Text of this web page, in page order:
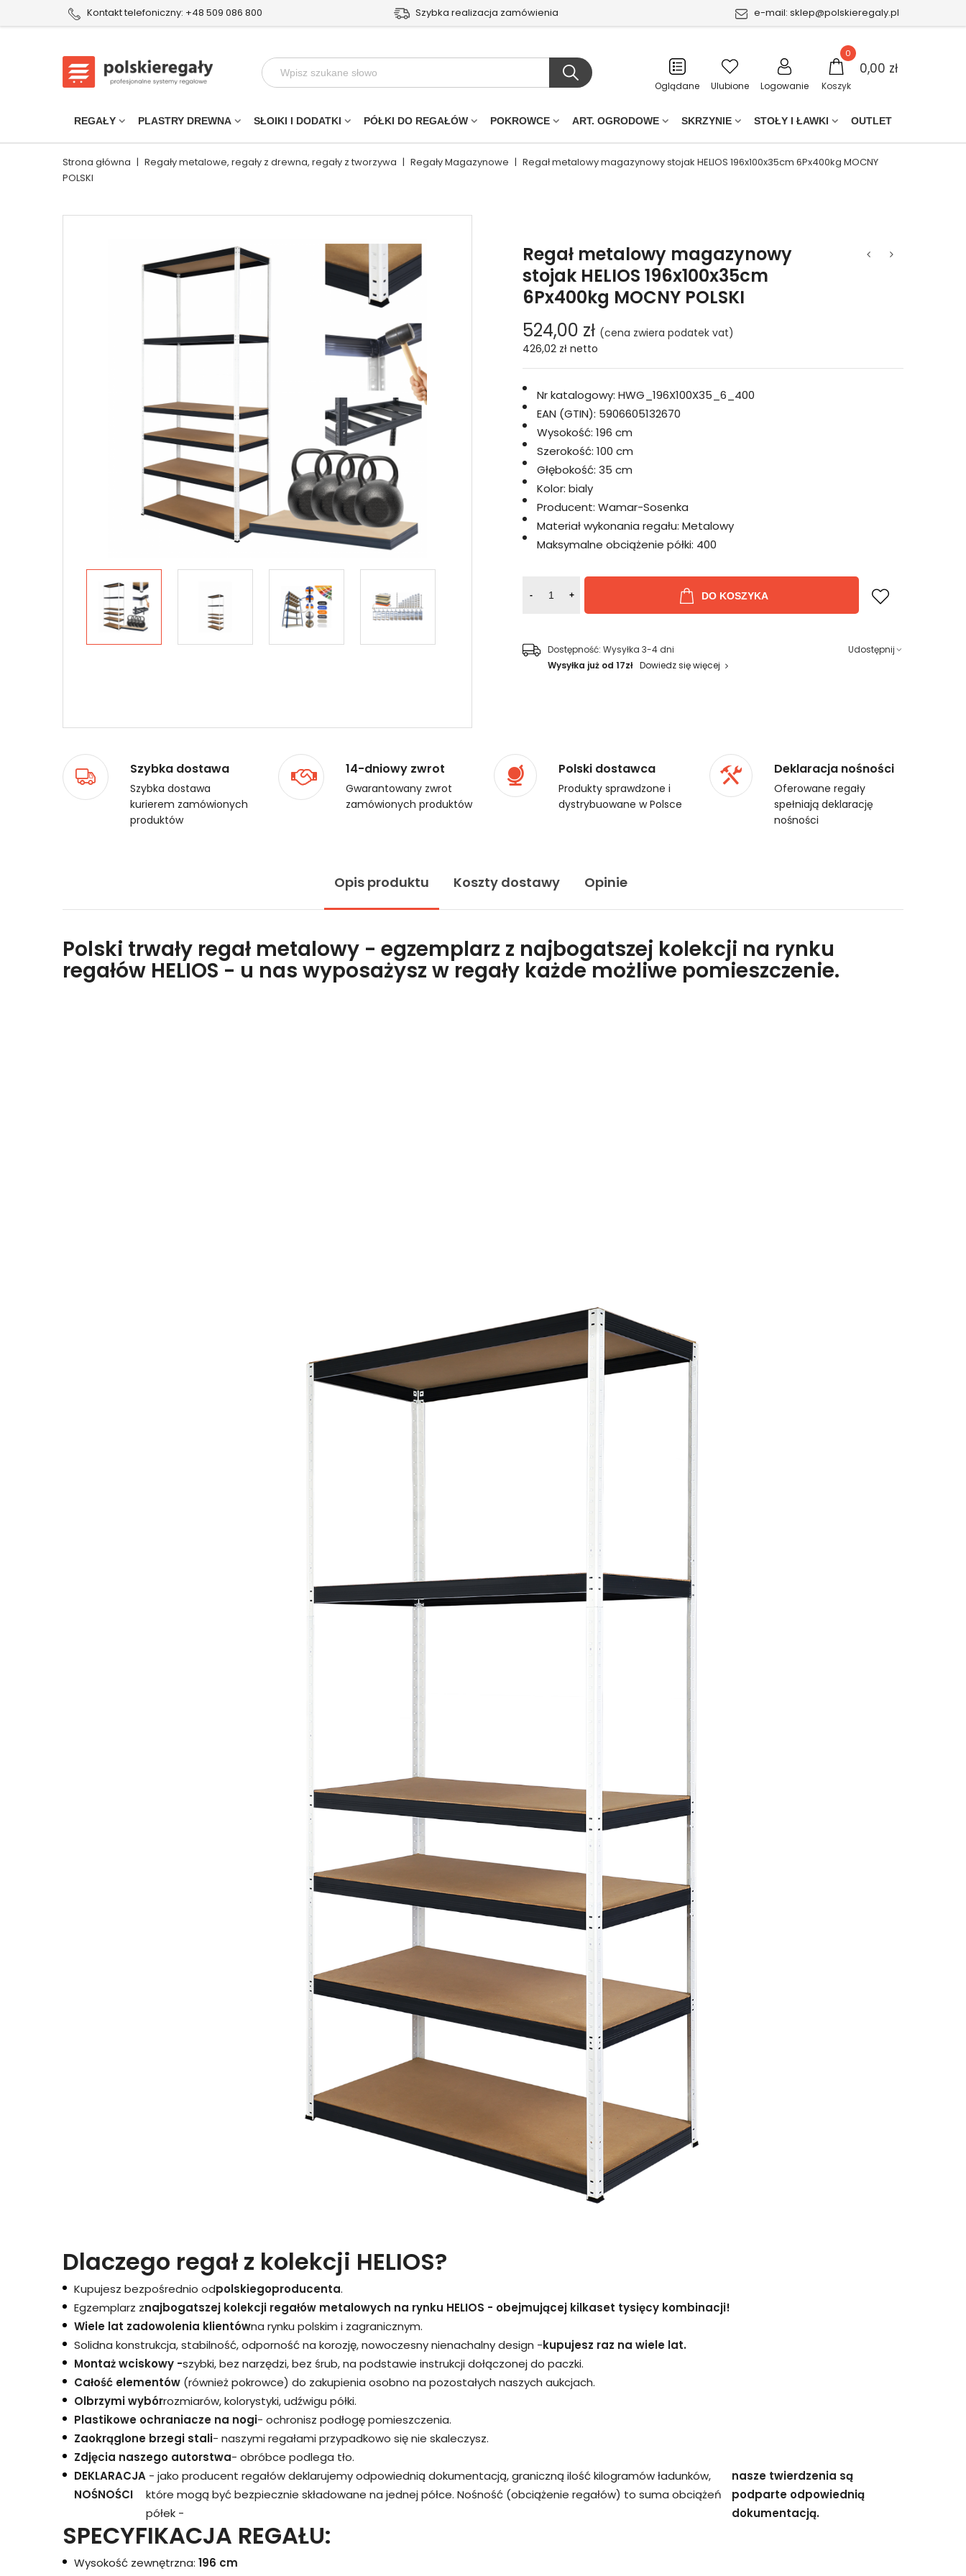
Kontakt telefoniczny: +48 509 086 800 Szybka realizacja zamówienia e-mail: sklep@polskieregaly.pl
Oglądane Ulubione Logowanie Koszyk
0
0,00 zł
REGAŁY PLASTRY DREWNA SŁOIKI I DODATKI PÓŁKI DO REGAŁÓW POKROWCE ART. OGRODOWE SKRZYNIE STOŁY I ŁAWKI OUTLET
Strona główna | Regały metalowe, regały z drewna, regały z tworzywa | Regały Magazynowe | Regał metalowy magazynowy stojak HELIOS 196x100x35cm 6Px400kg MOCNY
POLSKI
Regał metalowy magazynowy
stojak HELIOS 196x100x35cm
6Px400kg MOCNY POLSKI
524,00 zł (cena zwiera podatek vat)
426,02 zł netto
Nr katalogowy: HWG_196X100X35_6_400
EAN (GTIN): 5906605132670
Wysokość: 196 cm
Szerokość: 100 cm
Głębokość: 35 cm
Kolor: bialy
Producent: Wamar-Sosenka
Materiał wykonania regału: Metalowy
Maksymalne obciążenie półki: 400
- + DO KOSZYKA
Dostępność: Wysyłka 3-4 dni
Wysyłka już od 17zł Dowiedz się więcej
Udostępnij
Szybka dostawa
Szybka dostawa
kurierem zamówionych
produktów
14-dniowy zwrot
Gwarantowany zwrot
zamówionych produktów
Polski dostawca
Produkty sprawdzone i
dystrybuowane w Polsce
Deklaracja nośności
Oferowane regały
spełniają deklarację
nośności
Opis produktu Koszty dostawy Opinie
Polski trwały regał metalowy - egzemplarz z najbogatszej kolekcji na rynku
regałów HELIOS - u nas wyposażysz w regały każde możliwe pomieszczenie.
Dlaczego regał z kolekcji HELIOS?
Kupujesz bezpośrednio odpolskiegoproducenta.
Egzemplarz znajbogatszej kolekcji regałów metalowych na rynku HELIOS - obejmującej kilkaset tysięcy kombinacji!
Wiele lat zadowolenia klientówna rynku polskim i zagranicznym.
Solidna konstrukcja, stabilność, odporność na korozję, nowoczesny nienachalny design -kupujesz raz na wiele lat.
Montaż wciskowy -szybki, bez narzędzi, bez śrub, na podstawie instrukcji dołączonej do paczki.
Całość elementów (również pokrowce) do zakupienia osobno na pozostałych naszych aukcjach.
Olbrzymi wybórrozmiarów, kolorystyki, udźwigu półki.
Plastikowe ochraniacze na nogi- ochronisz podłogę pomieszczenia.
Zaokrąglone brzegi stali- naszymi regałami przypadkowo się nie skaleczysz.
Zdjęcia naszego autorstwa- obróbce podlega tło.
DEKLARACJA
NOŚNOŚCI
- jako producent regałów deklarujemy odpowiednią dokumentacją, graniczną ilość kilogramów ładunków,
które mogą być bezpiecznie składowane na jednej półce. Nośność (obciążenie regałów) to suma obciążeń
półek -
nasze twierdzenia są
podparte odpowiednią
dokumentacją.
SPECYFIKACJA REGAŁU:
Wysokość zewnętrzna: 196 cm